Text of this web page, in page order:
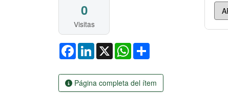
0
Visitas
FacebookLinkedIn
X WhatsApp
Página completa del ítem